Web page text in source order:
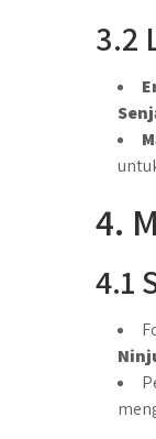
3.2
4.
4.1